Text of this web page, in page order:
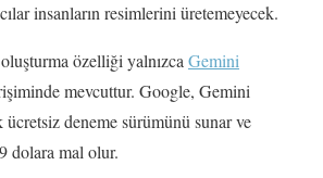
insanların resimlerini üretemeyecek.
özelliği yalnızca Gemini
mevcuttur. Google, Gemini
deneme sürümünü sunar ve
dolara mal olur.